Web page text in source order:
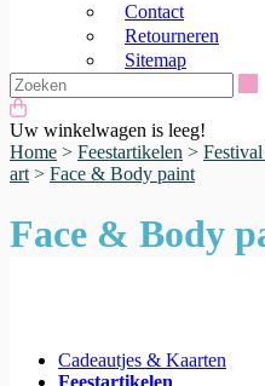
Contact
Retourneren
Sitemap
Uw winkelwagen is leeg!
Home > Feestartikelen >
art > Face & Body paint
Face & Body
Cadeautjes & Kaarten